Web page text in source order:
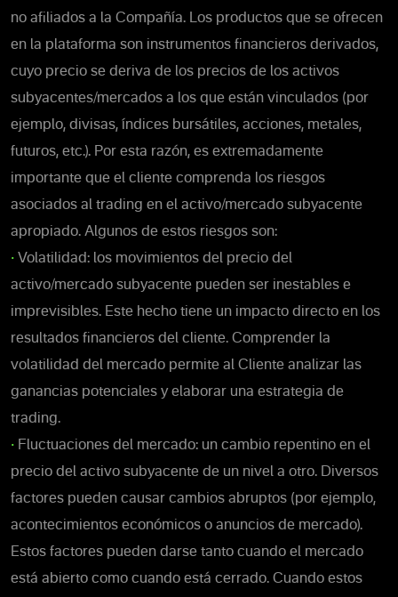
no afiliados a la Compañía. Los productos que se ofrecen
en la plataforma son instrumentos financieros derivados,
cuyo precio se deriva de los precios de los activos
subyacentes/mercados a los que están vinculados (por
ejemplo, divisas, índices bursátiles, acciones, metales,
futuros, etc.). Por esta razón, es extremadamente
importante que el cliente comprenda los riesgos
asociados al trading en el activo/mercado subyacente
apropiado. Algunos de estos riesgos son:
• Volatilidad: los movimientos del precio del
activo/mercado subyacente pueden ser inestables e
imprevisibles. Este hecho tiene un impacto directo en los
resultados financieros del cliente. Comprender la
volatilidad del mercado permite al Cliente analizar las
ganancias potenciales y elaborar una estrategia de
trading.
• Fluctuaciones del mercado: un cambio repentino en el
precio del activo subyacente de un nivel a otro. Diversos
factores pueden causar cambios abruptos (por ejemplo,
acontecimientos económicos o anuncios de mercado).
Estos factores pueden darse tanto cuando el mercado
está abierto como cuando está cerrado. Cuando estos